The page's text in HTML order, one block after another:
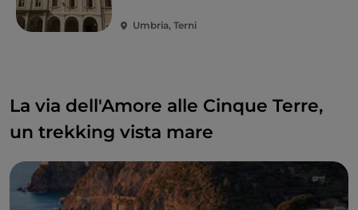
Umbria, Terni
La via dell'Amore alle Cinque Terre,
un trekking vista mare